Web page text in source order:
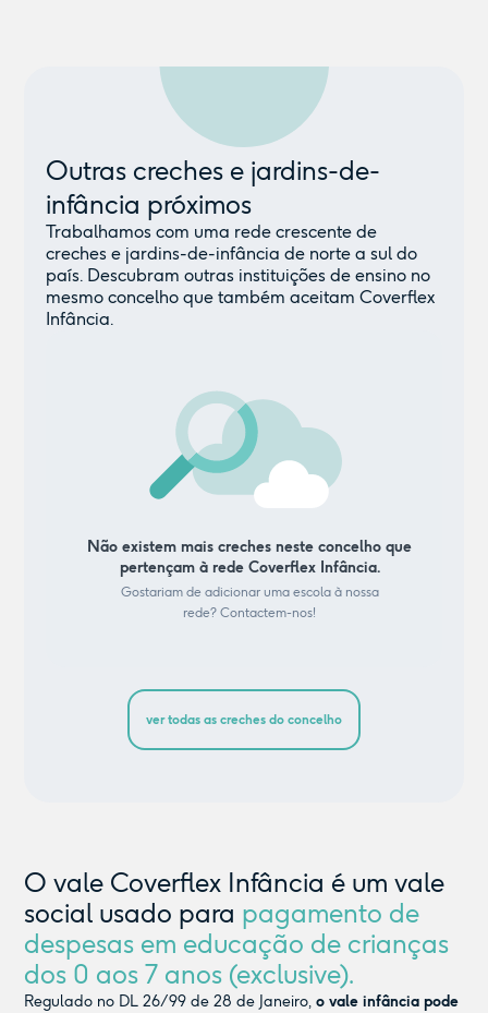
Outras creches e jardins-de-
infância próximos
Trabalhamos com uma rede crescente de
creches e jardins-de-infância de norte a sul do
país. Descubram outras instituições de ensino no
mesmo concelho que também aceitam Coverflex
Infância.
Não existem mais creches neste concelho que
pertençam à rede Coverflex Infância.
Gostariam de adicionar uma escola à nossa
rede? Contactem-nos!
ver todas as creches do concelho
O vale Coverflex Infância é um vale
social usado para pagamento de
despesas em educação de crianças
dos 0 aos 7 anos (exclusive).
Regulado no DL 26/99 de 28 de Janeiro,o vale infância pode